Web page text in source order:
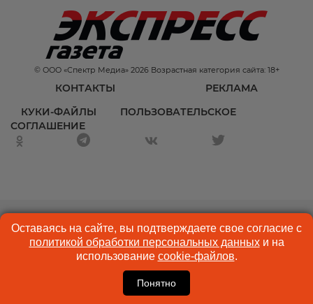
© ООО «Спектр Медиа» 2026 Возрастная категория сайта: 18+
КОНТАКТЫ
РЕКЛАМА
КУКИ-ФАЙЛЫ
ПОЛЬЗОВАТЕЛЬСКОЕ
СОГЛАШЕНИЕ
Оставаясь на сайте, вы подтверждаете свое согласие с
политикой обработки персональных данныхи на
использование cookie-файлов.
Понятно